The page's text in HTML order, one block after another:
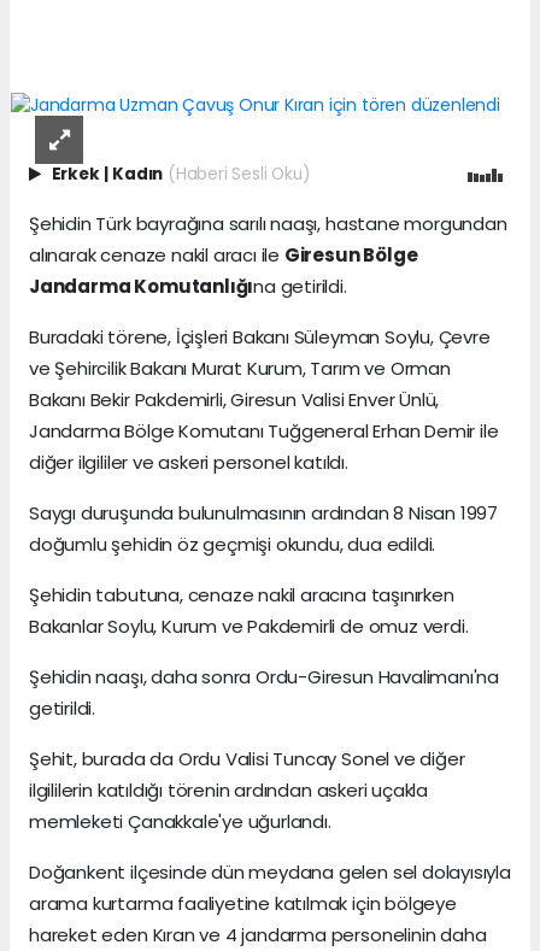
Erkek | Kadın (Haberi Sesli Oku)
Şehidin Türk bayrağına sarılı naaşı, hastane morgundan
alınarak cenaze nakil aracı ile Giresun Bölge
Jandarma Komutanlığına getirildi.
Buradaki törene, İçişleri Bakanı Süleyman Soylu, Çevre
ve Şehircilik Bakanı Murat Kurum, Tarım ve Orman
Bakanı Bekir Pakdemirli, Giresun Valisi Enver Ünlü,
Jandarma Bölge Komutanı Tuğgeneral Erhan Demir ile
diğer ilgililer ve askeri personel katıldı.
Saygı duruşunda bulunulmasının ardından 8 Nisan 1997
doğumlu şehidin öz geçmişi okundu, dua edildi.
Şehidin tabutuna, cenaze nakil aracına taşınırken
Bakanlar Soylu, Kurum ve Pakdemirli de omuz verdi.
Şehidin naaşı, daha sonra Ordu-Giresun Havalimanı'na
getirildi.
Şehit, burada da Ordu Valisi Tuncay Sonel ve diğer
ilgililerin katıldığı törenin ardından askeri uçakla
memleketi Çanakkale'ye uğurlandı.
Doğankent ilçesinde dün meydana gelen sel dolayısıyla
arama kurtarma faaliyetine katılmak için bölgeye
hareket eden Kıran ve 4 jandarma personelinin daha